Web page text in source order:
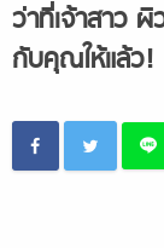
ว่าที่เจ้าสาว ผิ
กับคุณให้แล้ว!